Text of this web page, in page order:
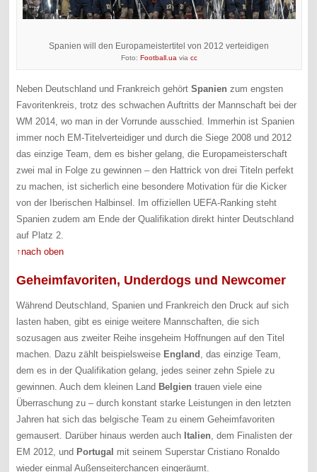
Spanien will den Europameistertitel von 2012 verteidigen
Foto: Football.uavia cc
Neben Deutschland und Frankreich gehörtSpanien zum engsten
Favoritenkreis, trotz des schwachen Auftritts der Mannschaft bei der
WM 2014, wo man in der Vorrunde ausschied. Immerhin ist Spanien
immer noch EM-Titelverteidiger und durch die Siege 2008 und 2012
das einzige Team, dem es bisher gelang, die Europameisterschaft
zwei mal in Folge zu gewinnen – den Hattrick von drei Titeln perfekt
zu machen, ist sicherlich eine besondere Motivation für die Kicker
von der Iberischen Halbinsel. Im offiziellen UEFA-Ranking steht
Spanien zudem am Ende der Qualifikation direkt hinter Deutschland
auf Platz 2.
↑nach oben
Geheimfavoriten, Underdogs und Newcomer
Während Deutschland, Spanien und Frankreich den Druck auf sich
lasten haben, gibt es einige weitere Mannschaften, die sich
sozusagen aus zweiter Reihe insgeheim Hoffnungen auf den Titel
machen. Dazu zählt beispielsweise England , das einzige Team,
dem es in der Qualifikation gelang, jedes seiner zehn Spiele zu
gewinnen. Auch dem kleinen Land Belgien trauen viele eine
Überraschung zu – durch konstant starke Leistungen in den letzten
Jahren hat sich das belgische Team zu einem Geheimfavoriten
gemausert. Darüber hinaus werden auch Italien , dem Finalisten der
EM 2012, und Portugal mit seinem Superstar Cristiano Ronaldo
wieder einmal Außenseiterchancen eingeräumt.